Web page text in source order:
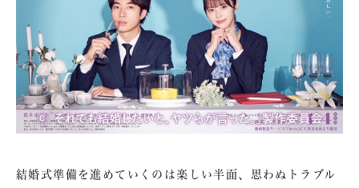
結婚式準備を進めていくのは楽しい半面、思わぬトラブル